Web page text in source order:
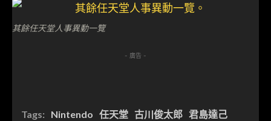
其餘任天堂人事異動一覽
- 廣告 -
Tags: Nintendo 任天堂 古川俊太郎 君島達己